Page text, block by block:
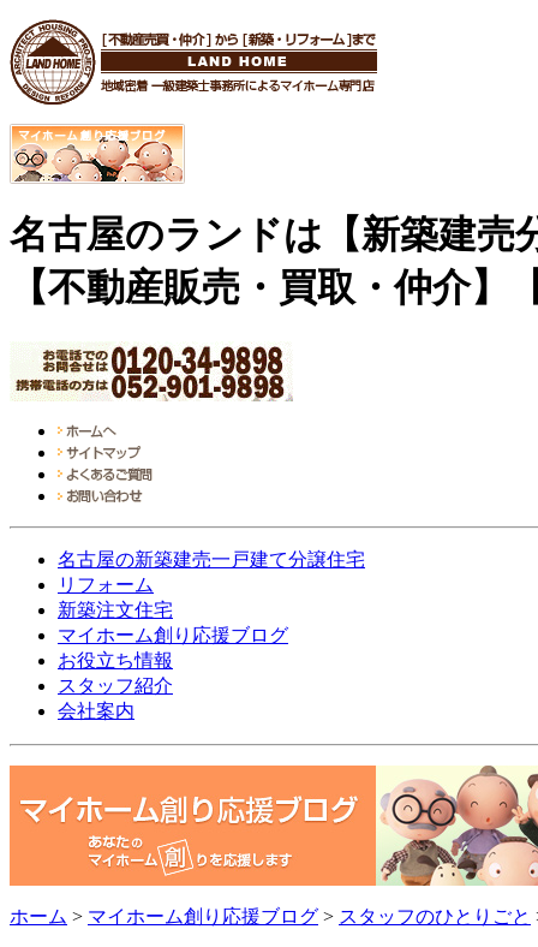
名古屋のランドは【新築建売
【不動産販売・買取・仲介
名古屋の新築建売一戸建て分譲住宅
リフォーム
新築注文住宅
マイホーム創り応援ブログ
お役立ち情報
スタッフ紹介
会社案内
ホーム > マイホーム創り応援ブログ > スタッフのひとりごと